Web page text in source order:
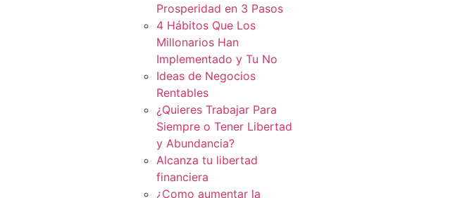
Prosperidad en 3 Pasos
4 Hábitos Que Los
Millonarios Han
Implementado y Tu No
Ideas de Negocios
Rentables
¿Quieres Trabajar Para
Siempre o Tener Libertad
y Abundancia?
Alcanza tu libertad
financiera
¿Como aumentar la